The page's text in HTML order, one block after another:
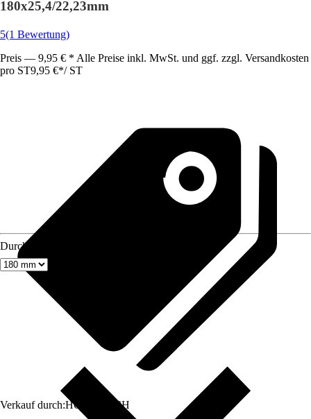
180x25,4/22,23mm
5(1 Bewertung)
Preis — 9,95 € * Alle Preise inkl. MwSt. und ggf. zzgl. Versandkosten
pro ST9,95 €*/ ST
Verkauf durch:HORNBACH
Durchmesser